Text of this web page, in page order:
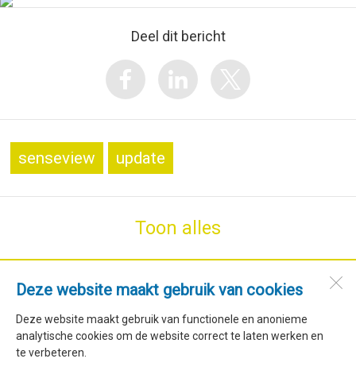
Deze website maakt gebruik van cookies
Deze website maakt gebruik van functionele en anonieme
analytische cookies om de website correct te laten werken en
te verbeteren.
Deel dit bericht
senseview update
Toon alles
SdH Vormgeving
1744 GMStroet (NH)